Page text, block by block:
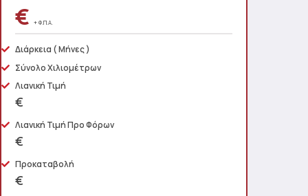
€ + Φ.Π.Α.
Διάρκεια ( Μήνες )
Σύνολο Χιλιομέτρων
Λιανική Τιμή
€
Λιανική Τιμή Προ Φόρων
€
Προκαταβολή
€